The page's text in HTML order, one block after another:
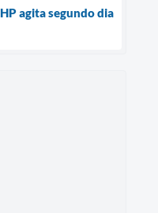
agita segundo dia